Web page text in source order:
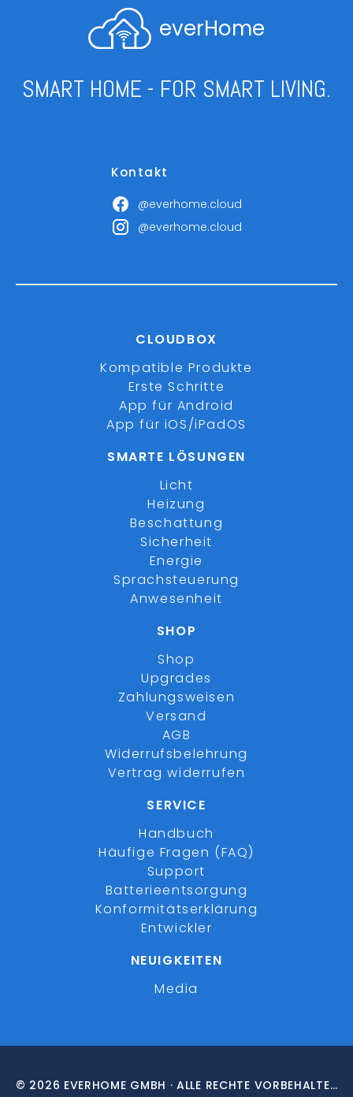
everHome
SMART HOME - FOR SMART LIVING.
Kontakt
@everhome.cloud
@everhome.cloud
CLOUDBOX
Kompatible Produkte
Erste Schritte
App für Android
App für iOS/iPadOS
SMARTE LÖSUNGEN
Licht
Heizung
Beschattung
Sicherheit
Energie
Sprachsteuerung
Anwesenheit
SHOP
Shop
Upgrades
Zahlungsweisen
Versand
AGB
Widerrufsbelehrung
Vertrag widerrufen
SERVICE
Handbuch
Häufige Fragen (FAQ)
Support
Batterieentsorgung
Konformitätserklärung
Entwickler
NEUIGKEITEN
Media
© 2026 EVERHOME GMBH · ALLE RECHTE VORBEHALTEN